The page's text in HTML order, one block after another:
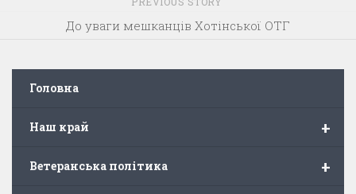
До уваги мешканців Хотінської ОТГ
Головна
+
Наш край
+
Ветеранська політика